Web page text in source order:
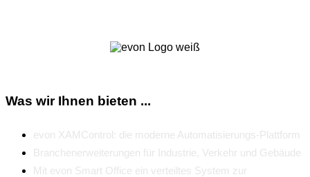
Was wir Ihnen bieten ...
evon XAMControl: die moderne Automatisierungs-Plattform
Branchenerweiterungen für Industrie, Verkehr und Gebäude
Mit evon Smart Office ein verteiltes System zur